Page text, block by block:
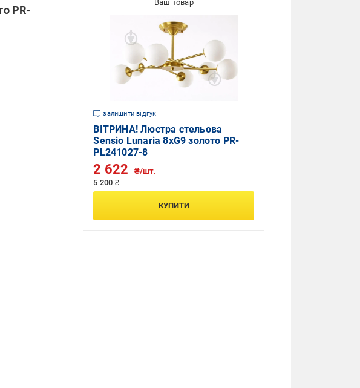
PR-
залишити відгук
ВІТРИНА! Люстра стельова
Sensio Lunaria 8xG9 золото PR-
PL241027-8
5 200 ₴
2 622 ₴/шт.
КУПИТИ